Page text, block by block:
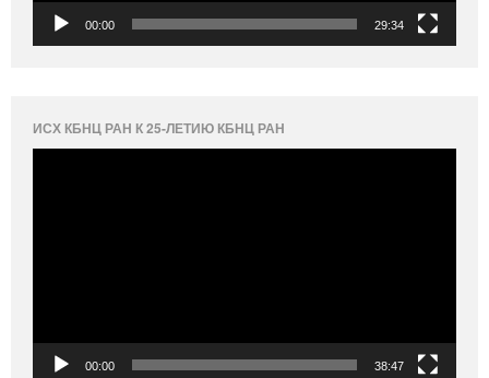
00:00 29:34
ИСХ КБНЦ РАН К 25-ЛЕТИЮ КБНЦ РАН
00:00 38:47